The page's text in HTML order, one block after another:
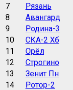
7
Рязань
8
Авангард
9
Родина-3
10
СКА-2 Хб
11
Орёл
12
Строгино
13
Зенит Пн
14
Ротор-2